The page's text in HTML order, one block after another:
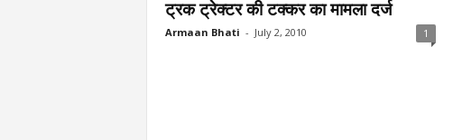
ट्रक ट्रेक्टर की टक्कर का मामला दर्ज
Armaan Bhati - July 2, 2010 1